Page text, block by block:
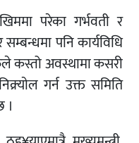
परेका गर्भवती र
पनि कार्यविधि
कस्तो अवस्थामा कसरी
गर्न उक्त समिति
।